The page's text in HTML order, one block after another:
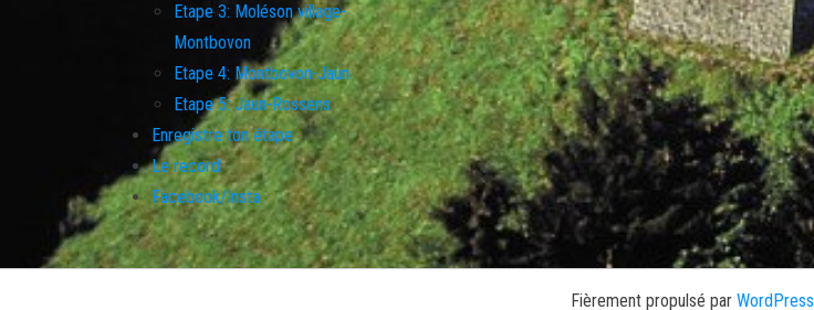
Etape 3: Moléson village-
Montbovon
Etape 4: Montbovon-Jaun
Etape 5: Jaun-Rossens
Enregistre ton étape
Le record
Facebook/Insta
Fièrement propulsé par WordPress